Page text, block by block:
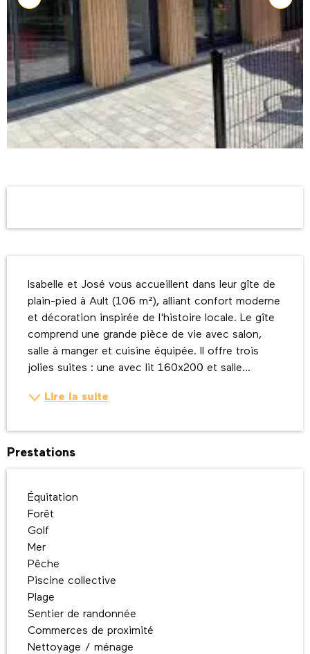
Isabelle et José vous accueillent dans leur gîte de
plain-pied à Ault (106 m²), alliant confort moderne
et décoration inspirée de l'histoire locale. Le gîte
comprend une grande pièce de vie avec salon,
salle à manger et cuisine équipée. Il offre trois
jolies suites : une avec lit 160x200 et salle...
Lire la suite
Prestations
Équitation
Forêt
Golf
Mer
Pêche
Piscine collective
Plage
Sentier de randonnée
Commerces de proximité
Nettoyage / ménage